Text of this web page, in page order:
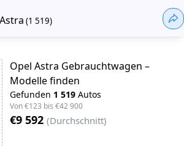
(1 519)
Opel Astra Gebrauchtwagen –
Modelle finden
Gefunden 1 519 Autos
Von€123 bis €42 900
€9 592 (Durchschnitt)